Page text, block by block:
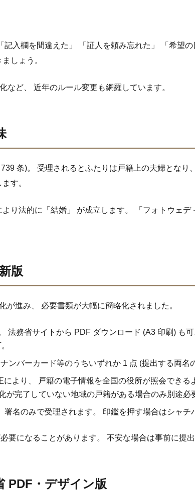
入欄を間違えた」 「証人を頼み忘れた」 「希望
しょう。
など、 近年のルール変更も網羅しています。
条)。 受理されるとふたりは戸籍上の夫婦となり
す。
り法的に「結婚」 が成立します。 「フォトウェデ
版
進み、 必要書類が大幅に簡略化されました。
法務省サイトから PDF ダウンロード (A3 印刷) も
ンバーカード等のうちいずれか 1 点 (提出する両名
により、 戸籍の電子情報を全国の役所が照会でき
が完了していない地域の戸籍がある場合のみ別途必
署名のみで受理されます。 印鑑を押す場合はシャチ
要になることがあります。 不安な場合は事前に提
PDF・デザイン版